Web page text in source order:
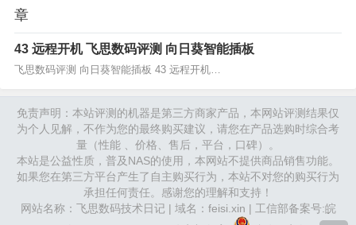
章
43 远程开机 飞思数码评测 向日葵智能插板
飞思数码评测 向日葵智能插板 43 远程开机…
免责声明：本站评测的机器是第三方商家产品，本网站评测结果仅
为个人见解，不作为您的最终购买建议，请您在产品选购时综合考
量（性能 、价格、售后，平台，口碑）。
本站是公益性质，普及NAS的使用，本网站不提供商品销售功能。
如果您在第三方平台产生了自主购买行为，本站不对您的购买行为
承担任何责任。感谢您的理解和支持！
网站名称：飞思数码技术日记 | 域名：feisi.xin | 工信部备案号:皖